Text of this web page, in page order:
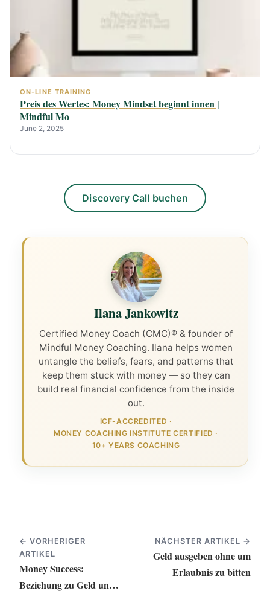
ON-LINE TRAINING
Preis des Wertes: Money Mindset beginnt innen |
Mindful Mo
June 2, 2025
Discovery Call buchen
Ilana Jankowitz
Certified Money Coach (CMC)® & founder of
Mindful Money Coaching. Ilana helps women
untangle the beliefs, fears, and patterns that
keep them stuck with money — so they can
build real financial confidence from the inside
out.
ICF-ACCREDITED ·
MONEY COACHING INSTITUTE CERTIFIED ·
10+ YEARS COACHING
← VORHERIGER
ARTIKEL
Money Success:
Beziehung zu Geld und
NÄCHSTER ARTIKEL →
Geld ausgeben ohne um
Erlaubnis zu bitten